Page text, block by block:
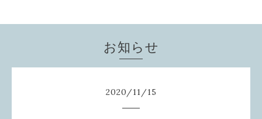
お知らせ
2020/11/15